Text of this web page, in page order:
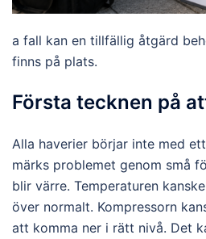
a fall kan en tillfällig åtgärd
finns på plats.
Första tecknen på
Alla haverier börjar inte med
märks problemet genom små
blir värre. Temperaturen
över normalt. Kompressorn
att komma ner i rätt nivå. Det